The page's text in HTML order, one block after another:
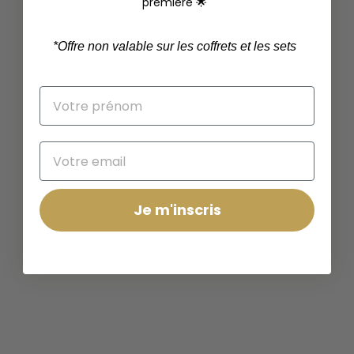
*Offre non valable sur les coffrets et les sets
Je m'inscris